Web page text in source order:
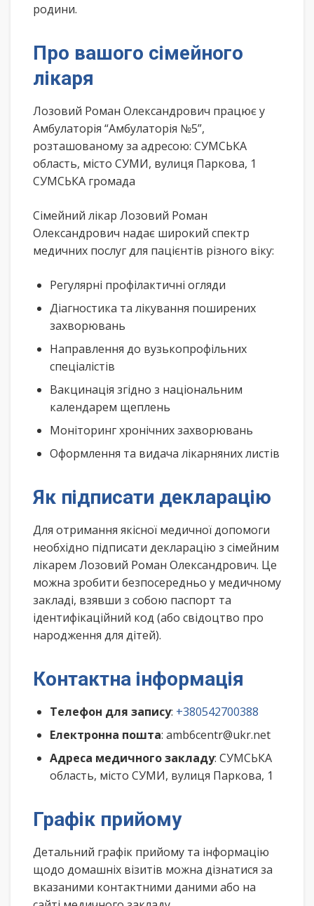
родини.
Про вашого сімейного
лікаря
Лозовий Роман Олександрович працює у
Амбулаторія “Амбулаторія №5”,
розташованому за адресою: СУМСЬКА
область, місто СУМИ, вулиця Паркова, 1
СУМСЬКА громада
Сімейний лікар Лозовий Роман
Олександрович надає широкий спектр
медичних послуг для пацієнтів різного віку:
Регулярні профілактичні огляди
Діагностика та лікування поширених
захворювань
Направлення до вузькопрофільних
спеціалістів
Вакцинація згідно з національним
календарем щеплень
Моніторинг хронічних захворювань
Оформлення та видача лікарняних листів
Як підписати декларацію
Для отримання якісної медичної допомоги
необхідно підписати декларацію з сімейним
лікарем Лозовий Роман Олександрович. Це
можна зробити безпосередньо у медичному
закладі, взявши з собою паспорт та
ідентифікаційний код (або свідоцтво про
народження для дітей).
Контактна інформація
Телефон для запису: +380542700388
Електронна пошта: amb6centr@ukr.net
Адреса медичного закладу: СУМСЬКА
область, місто СУМИ, вулиця Паркова, 1
Графік прийому
Детальний графік прийому та інформацію
щодо домашніх візитів можна дізнатися за
вказаними контактними даними або на